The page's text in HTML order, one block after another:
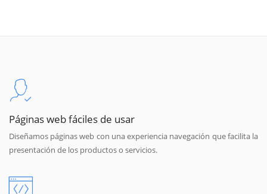
Páginas web fáciles de usar
Diseñamos páginas web con una experiencia navegación que facilita la
presentación de los productos o servicios.